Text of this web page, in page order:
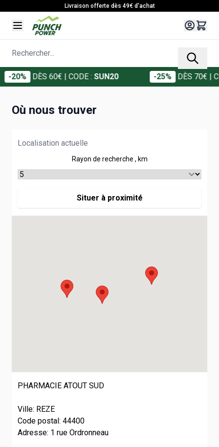
Livraison offerte dès 49€ d'achat
Rechercher...
-20% DÈS 60€| CODE :SUN20 -25% DÈS 70€|
Où nous trouver
Rayon de recherche , km
Situer à proximité
PHARMACIE ATOUT SUD
Ville: REZE
Code postal: 44400
Adresse: 1 rue Ordronneau